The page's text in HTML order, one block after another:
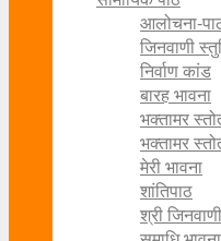
आलोचना-
जिनवाणी
निर्वाण कांड
बारह भावना
भक्तामर
भक्तामर
मेरी भावना
शांतिपाठ
श्री जिनवाणी